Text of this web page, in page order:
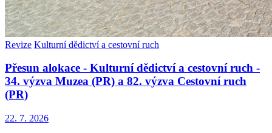
Revize Kulturní dědictví a cestovní ruch
Přesun alokace - Kulturní dědictví a cestovní ruch -
34. výzva Muzea (PR) a 82. výzva Cestovní ruch
(PR)
22. 7. 2026